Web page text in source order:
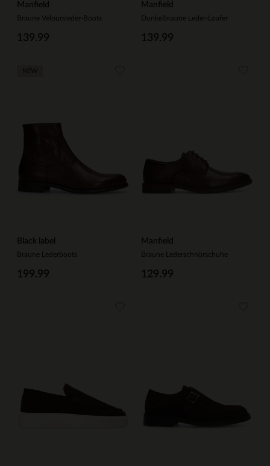
Manfield
Braune Veloursleder-Boots
139.99
Manfield
Dunkelbraune Leder-Loafer
139.99
Black label
Braune Lederboots
199.99
Manfield
Braune Lederschnürschuhe
129.99